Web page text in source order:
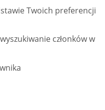
Twoich preferencji
członków w